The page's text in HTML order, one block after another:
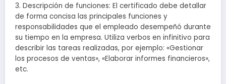
3. Descripción de funciones: El certificado debe detallar
de forma concisa las principales funciones y
responsabilidades que el empleado desempeñó durante
su tiempo en la empresa. Utiliza verbos en infinitivo para
describir las tareas realizadas, por ejemplo: «Gestionar
los procesos de ventas», «Elaborar informes financieros»,
etc.